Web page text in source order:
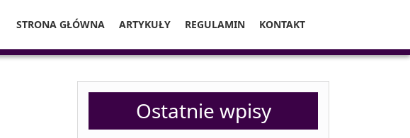
STRONA GŁÓWNA ARTYKUŁY REGULAMIN KONTAKT
Ostatnie wpisy